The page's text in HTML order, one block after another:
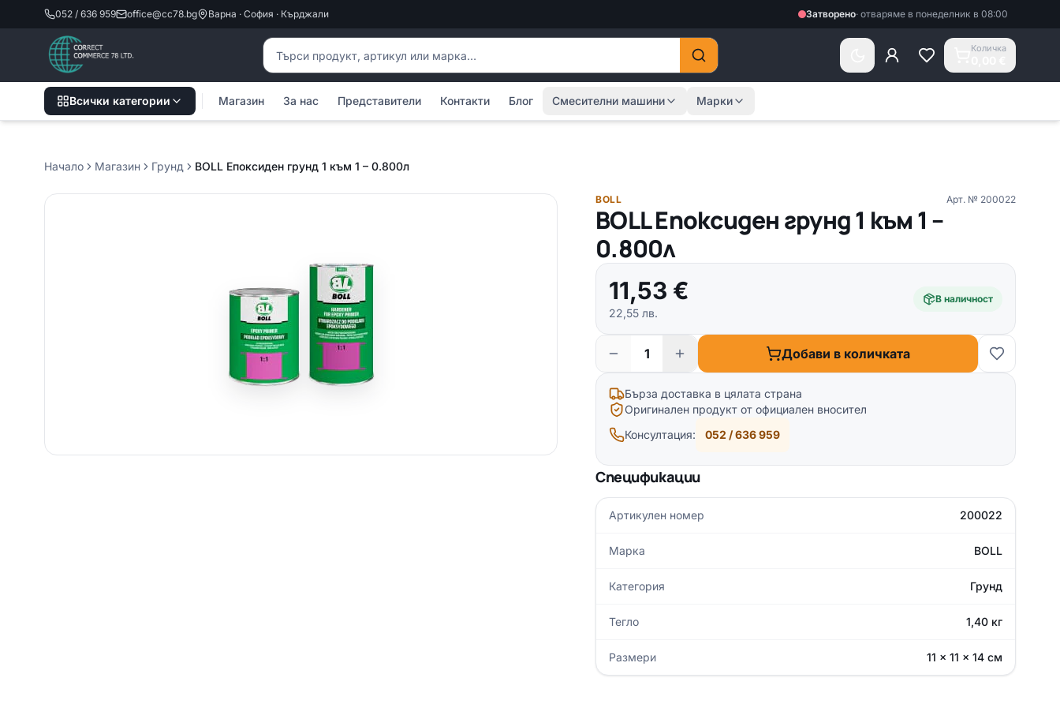
052 / 636 959 office@cc78.bg Варна · София · Кърджали Затворено· отваряме в понеделник в 08:00
Търсене на продукти
Количка
Всички категории Магазин За нас Представители Контакти Блог Смесителни машини Марки
Начало Магазин Грунд BOLL Епоксиден грунд 1 към 1 – 0.800л
BOLL Арт. № 200022
BOLL Епоксиден грунд 1 към 1 –
0.800л
11,53 €
22,55 лв.
В наличност
Добави в количката
Бърза доставка в цялата страна
Оригинален продукт от официален вносител
Консултация:
052 / 636 959
Спецификации
Артикулен номер 200022
Марка BOLL
Категория Грунд
Тегло 1,40 кг
Размери 11 × 11 × 14 см